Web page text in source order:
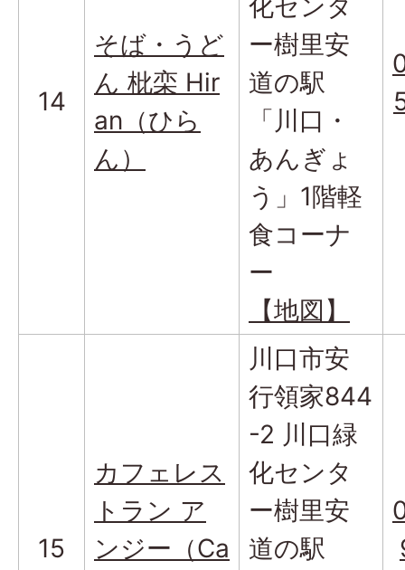
14
そば・うど
ん 枇栾 Hir
an（ひら
ん）
化センタ
ー樹里安
道の駅
「川口・
あんぎょ
う」1階軽
食コーナ
ー
【地図】
15
カフェレス
トラン ア
ンジー（Ca
川口市安
行領家844
-2 川口緑
化センタ
ー樹里安
道の駅